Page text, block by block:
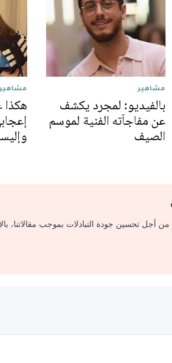
مشاهير
بالفيديو: لمجرد يكشف
عن مفاجآته الفنية لموسم
الصيف
مشاهير
هكذا
من أجل تحسين جودة التبادلات بموجب